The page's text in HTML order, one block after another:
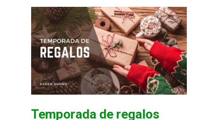
Temporada de regalos